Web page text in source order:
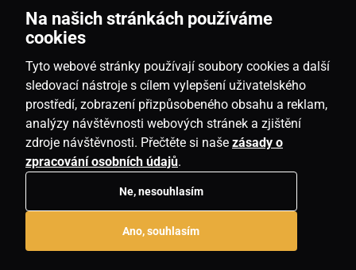
Souhlasím sezásadami zpracování osobních údajů
SK
www.housemania.sk
Na našich stránkách používáme
cookies
Tyto webové stránky používají soubory cookies a další
sledovací nástroje s cílem vylepšení uživatelského
prostředí, zobrazení přizpůsobeného obsahu a reklam,
analýzy návštěvnosti webových stránek a zjištění
zdroje návštěvnosti. Přečtěte si naše zásady o
zpracování osobních údajů.
Ne, nesouhlasím
Ano, souhlasím